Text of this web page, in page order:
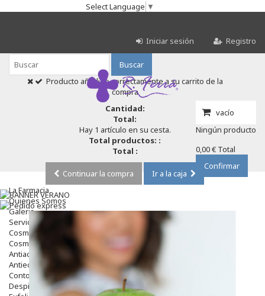
Select Language ▼
Iniciar sesión Registro
Buscar
vacío
Ningún producto
0,00 € Total
Confirmar
Producto añadido correctamente a su carrito de la
compra
Cantidad:
Total:
Hay 1 artículo en su cesta.
Total productos: :
Total :
Continuar la compra
Ir a la caja
La Farmacia
Quienes Somos
Galeria
Servicios
Cosmética
Cosmética Facial
Antiacné
Antiedad
Contorno De Ojos
Despigmentantes